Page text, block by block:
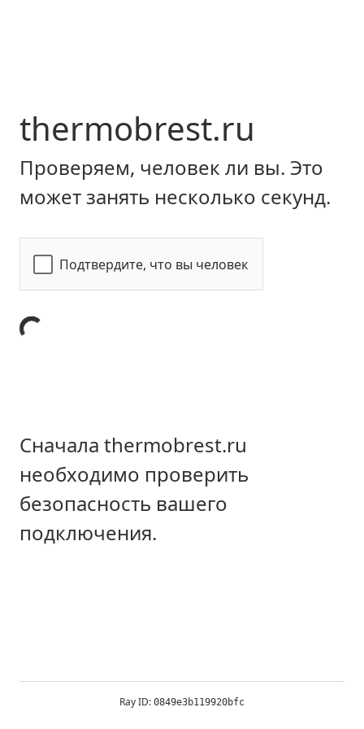
thermobrest.ru
Проверяем, человек ли вы. Это
может занять несколько секунд.
Подтвердите, что вы человек
Сначала thermobrest.ru
необходимо проверить
безопасность вашего
подключения.
Ray ID: 0849e3b119920bfc